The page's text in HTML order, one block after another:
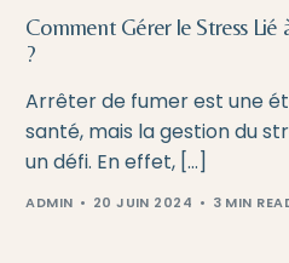
Comment Gérer le Stress Lié
?
Arrêter de fumer est une
santé, mais la gestion du
un défi. En effet, […]
ADMIN 20 JUIN 2024 3 MIN